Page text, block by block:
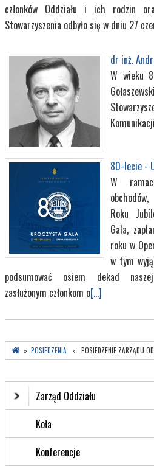
członków Oddziału i ich rodzin
Stowarzyszenia odbyło się w dniu 27
dr inż.
W wieku
80-lecie -
W
Roku
Gala,
roku w
w tym
podsumować osiem dekad
zasłużonym członkom o[...]
» POSIEDZENIA » POSIEDZENIE ZARZĄDU
Zarząd Oddziału
Koła
Konferencje